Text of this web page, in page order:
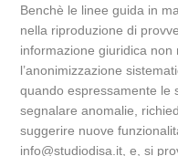
Benchè le linee guida in
nella riproduzione di
informazione giuridica
l’anonimizzazione
quando espressamente le
segnalare anomalie,
suggerire nuove
info@studiodisa.it, e, si